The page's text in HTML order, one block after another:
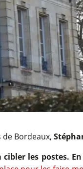
de Bordeaux,
les postes.